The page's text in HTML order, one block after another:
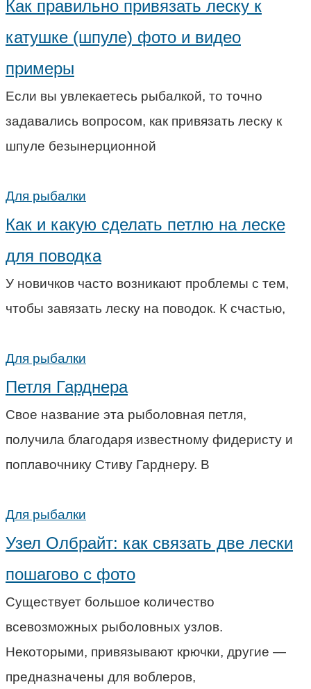
Как правильно привязать леску к
катушке (шпуле) фото и видео
примеры
Если вы увлекаетесь рыбалкой, то точно
задавались вопросом, как привязать леску к
шпуле безынерционной
Для рыбалки
Как и какую сделать петлю на леске
для поводка
У новичков часто возникают проблемы с тем,
чтобы завязать леску на поводок. К счастью,
Для рыбалки
Петля Гарднера
Свое название эта рыболовная петля,
получила благодаря известному фидеристу и
поплавочнику Стиву Гарднеру. В
Для рыбалки
Узел Олбрайт: как связать две лески
пошагово с фото
Существует большое количество
всевозможных рыболовных узлов.
Некоторыми, привязывают крючки, другие —
предназначены для воблеров,